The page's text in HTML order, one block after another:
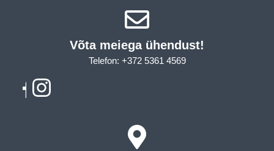
Võta meiega ühendust!​
Telefon: +372 5361 4569